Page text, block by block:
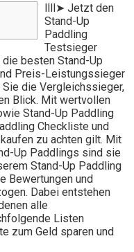
llll➤ Jetzt den
Stand-Up
Paddling
Testsieger
die besten Stand-Up
Preis-Leistungssieger
die Vergleichssieger,
Blick. Mit wertvollen
Stand-Up Paddling
Checkliste und
zu achten gilt. Mit
Up Paddlings sind sie
Stand-Up Paddling
Bewertungen und
Dabei entstehen
alle
Listen
zum Geld sparen und